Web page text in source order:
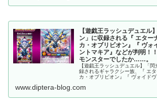
【遊戯王ラッシュデュエル
ン」に収録される『 エター
カ・オブリビオン』『 ヴォ
ントマキア』などが判明！
モンスターでしたか……。
【遊戯王ラッシュデュエル】「
録されるギャラクシー族、『 エ
カ・オブリビオン』『 ヴォイド
となります。
www.diptera-blog.com